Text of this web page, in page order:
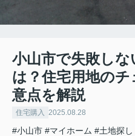
小山市で失敗し
は？住宅用地の
意点を解説
住宅購入 2025.08.28
#小山市 #マイホーム #土地探し